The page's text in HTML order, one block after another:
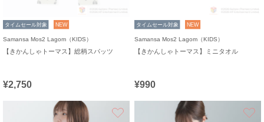
タイムセール対象 NEW
Samansa Mos2 Lagom（KIDS）
【きかんしゃトーマス】総柄スパッツ
¥2,750
タイムセール対象 NEW
Samansa Mos2 Lagom（KIDS）
【きかんしゃトーマス】ミニタオル
¥990